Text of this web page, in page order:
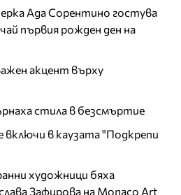
Ада Сорентино гостува
първия рожден ден на
акцент върху
стила в безсмъртие
включи в каузата "Подкрепи
художници бяха
Зафирова на Monaco Art